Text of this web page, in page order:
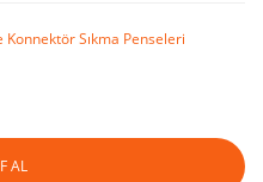
Konnektör Sıkma Penseleri
AL